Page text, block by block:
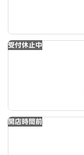
受付休止中
開店時間前